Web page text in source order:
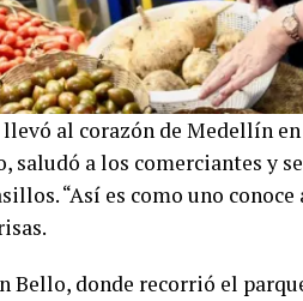
llevó al corazón de Medellín
saludó a los comerciantes y
“Así es como uno
Bello, donde recorrió el